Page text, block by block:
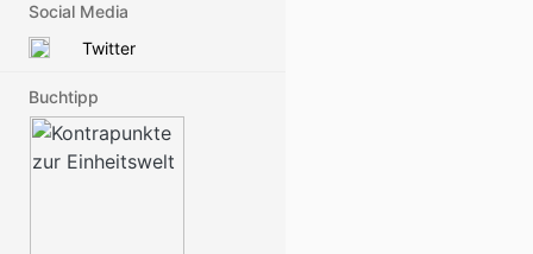
Social Media
Twitter
Buchtipp